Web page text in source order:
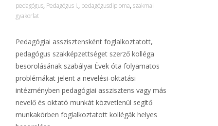
pedagógus, Pedagógus I., pedagógusdiploma, szakmai
gyakorlat
Pedagógiai asszisztensként foglalkoztatott,
pedagógus szakképzettséget szerző kolléga
besorolásának szabályai Évek óta folyamatos
problémákat jelent a nevelési-oktatási
intézményben pedagógiai asszisztens vagy más
nevelő és oktató munkát közvetlenül segítő
munkakörben foglalkoztatott kollégák helyes